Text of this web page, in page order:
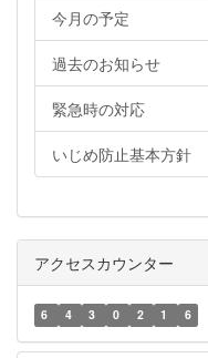
今月の予定
過去のお知らせ
緊急時の対応
いじめ防止基本方針
アクセスカウンター
6 4 3 0 2 1 6